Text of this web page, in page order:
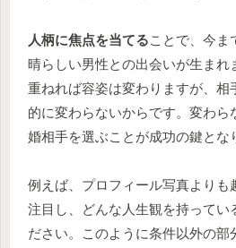
人柄に焦点を当てることで、今ま
晴らしい男性との出会いが生まれ
重ねれば容姿は変わりますが、相
的に変わらないからです。変わら
婚相手を選ぶことが成功の鍵とな
例えば、プロフィール写真よりも
注目し、どんな人生観を持ってい
ださい。このように条件以外の部